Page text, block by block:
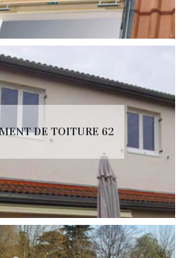
DE TOITURE 62